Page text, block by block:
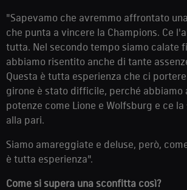
"Sapevamo che avremmo affrontato
che punta a vincere la Champions. Ce
tutta. Nel secondo tempo siamo calate
abbiamo risentito anche di tante
Questa è tutta esperienza che ci
girone è stato difficile, perché abbiamo
potenze come Lione e Wolfsburg e ce
alla pari.
Siamo amareggiate e deluse, però,
è tutta esperienza".
Come si supera una sconfitta così?